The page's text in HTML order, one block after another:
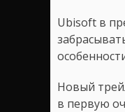
Ubisoft в
Новый
в первую